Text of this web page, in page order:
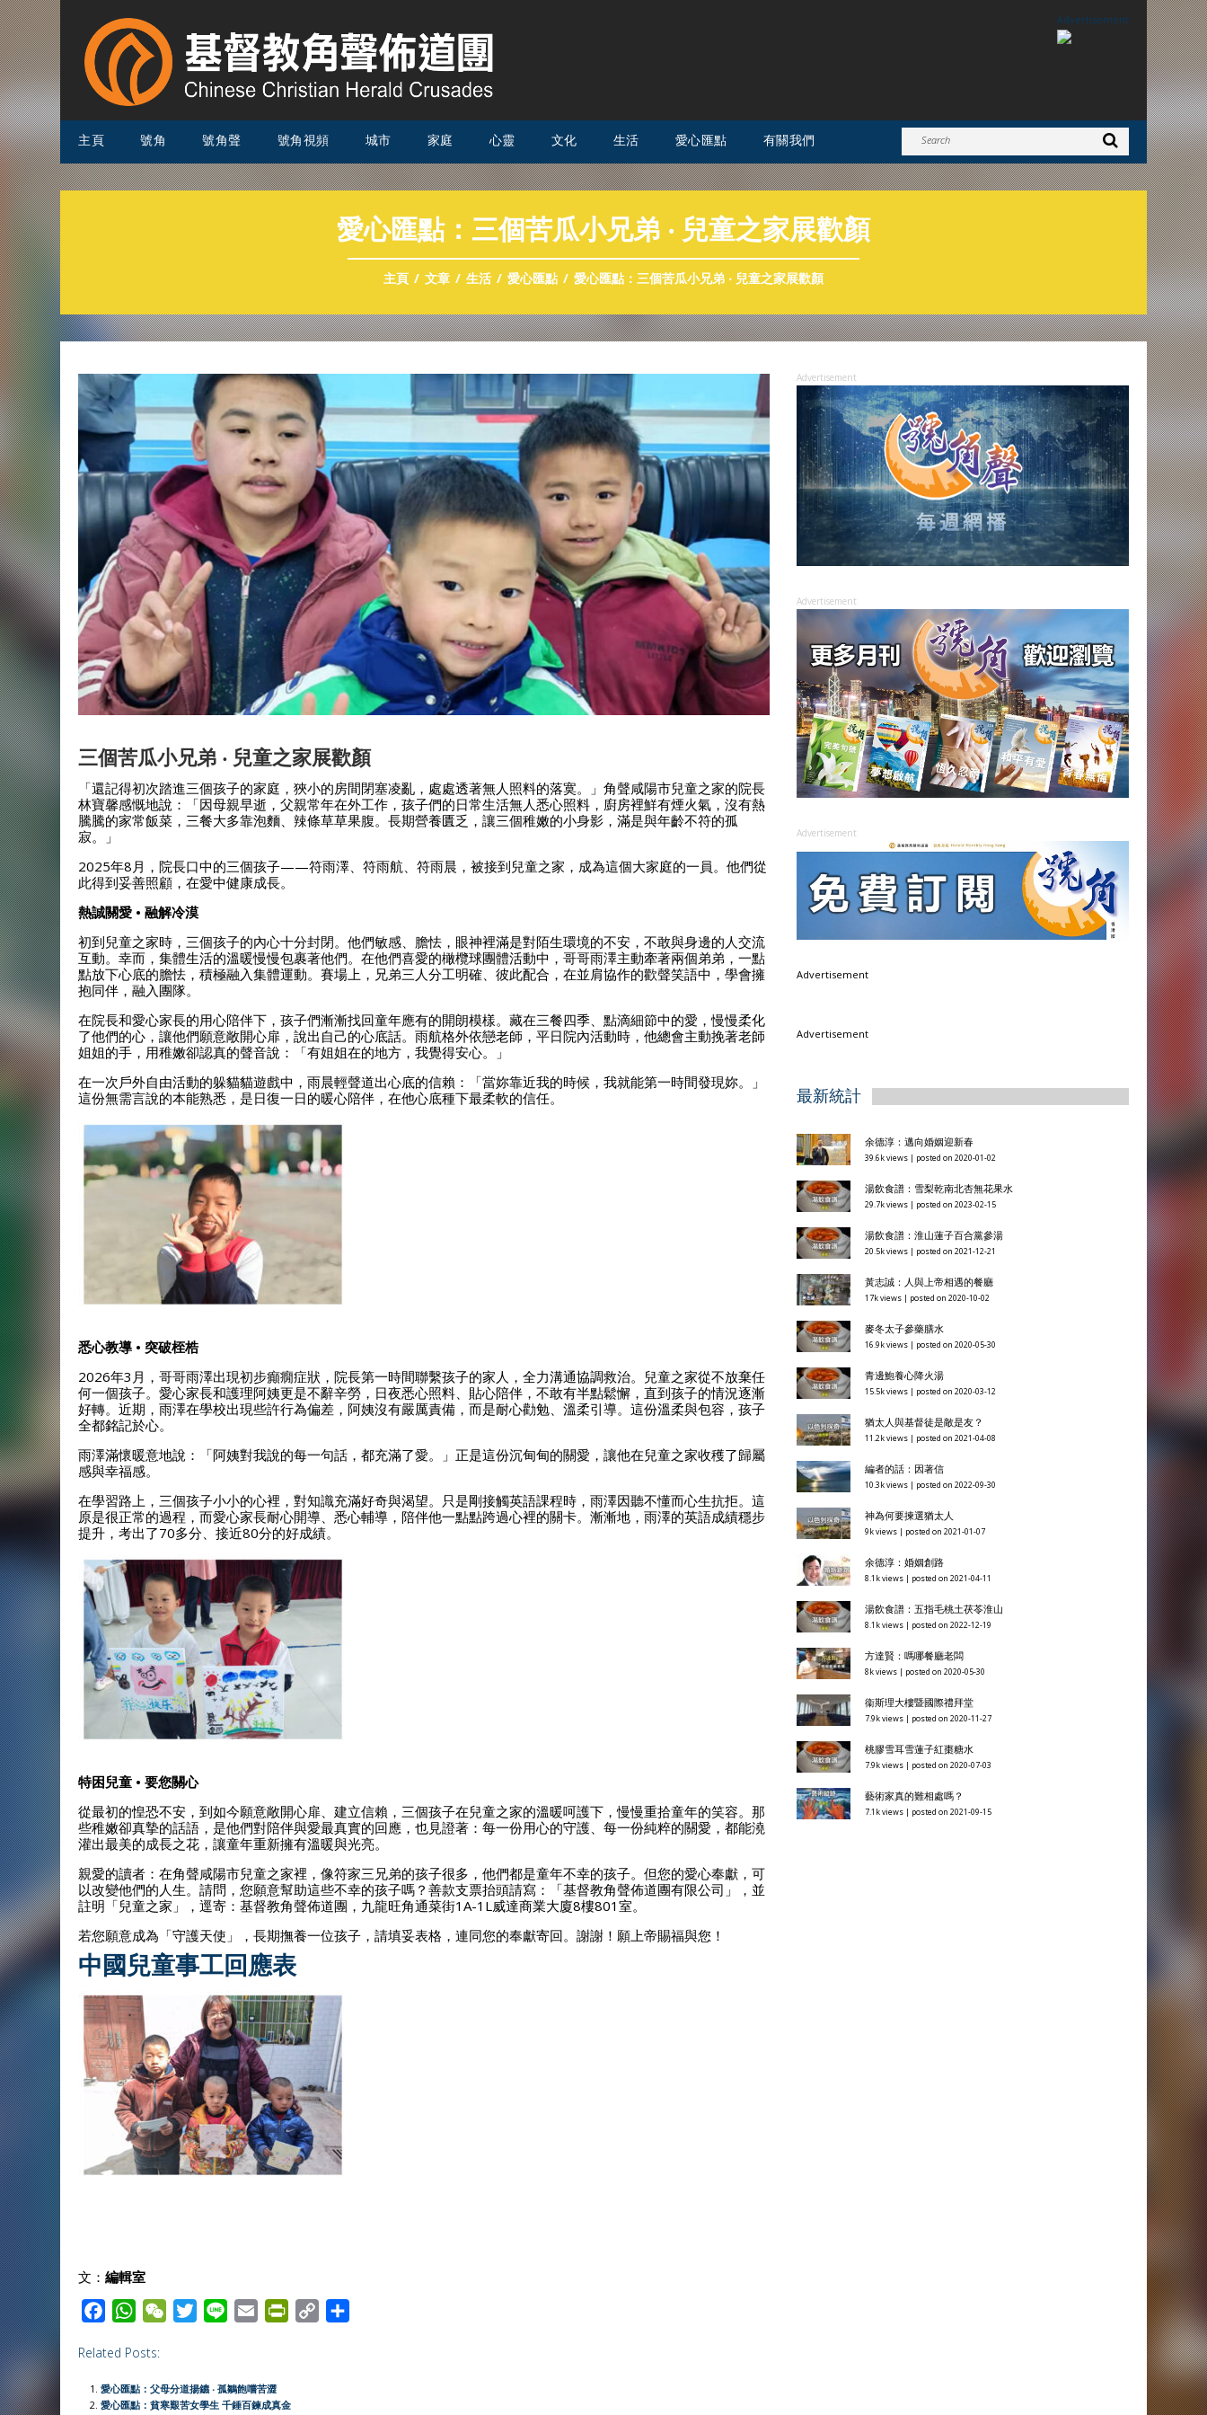
Advertisement
主頁 號角 號角聲 號角視頻 城市 家庭 心靈 文化 生活 愛心匯點 有關我們
愛心匯點：三個苦瓜小兄弟 ‧ 兒童之家展歡顏
主頁 文章 生活 愛心匯點 愛心匯點：三個苦瓜小兄弟 ‧ 兒童之家展歡顏
三個苦瓜小兄弟 ‧ 兒童之家展歡顏
「還記得初次踏進三個孩子的家庭，狹小的房間閉塞凌亂，處處透著無人照料的落寞。」角聲咸陽市兒童之家的院長
林寶馨感慨地說：「因母親早逝，父親常年在外工作，孩子們的日常生活無人悉心照料，廚房裡鮮有煙火氣，沒有熱
騰騰的家常飯菜，三餐大多靠泡麵、辣條草草果腹。長期營養匱乏，讓三個稚嫩的小身影，滿是與年齡不符的孤
寂。」
2025年8月，院長口中的三個孩子——符雨澤、符雨航、符雨晨，被接到兒童之家，成為這個大家庭的一員。他們從
此得到妥善照顧，在愛中健康成長。
熱誠關愛 • 融解冷漠
初到兒童之家時，三個孩子的內心十分封閉。他們敏感、膽怯，眼神裡滿是對陌生環境的不安，不敢與身邊的人交流
互動。幸而，集體生活的溫暖慢慢包裹著他們。在他們喜愛的橄欖球團體活動中，哥哥雨澤主動牽著兩個弟弟，一點
點放下心底的膽怯，積極融入集體運動。賽場上，兄弟三人分工明確、彼此配合，在並肩協作的歡聲笑語中，學會擁
抱同伴，融入團隊。
在院長和愛心家長的用心陪伴下，孩子們漸漸找回童年應有的開朗模樣。藏在三餐四季、點滴細節中的愛，慢慢柔化
了他們的心，讓他們願意敞開心扉，說出自己的心底話。雨航格外依戀老師，平日院內活動時，他總會主動挽著老師
姐姐的手，用稚嫩卻認真的聲音說：「有姐姐在的地方，我覺得安心。」
在一次戶外自由活動的躲貓貓遊戲中，雨晨輕聲道出心底的信賴：「當妳靠近我的時候，我就能第一時間發現妳。」
這份無需言說的本能熟悉，是日復一日的暖心陪伴，在他心底種下最柔軟的信任。
悉心教導 • 突破桎梏
2026年3月，哥哥雨澤出現初步癲癇症狀，院長第一時間聯繫孩子的家人，全力溝通協調救治。兒童之家從不放棄任
何一個孩子。愛心家長和護理阿姨更是不辭辛勞，日夜悉心照料、貼心陪伴，不敢有半點鬆懈，直到孩子的情況逐漸
好轉。近期，雨澤在學校出現些許行為偏差，阿姨沒有嚴厲責備，而是耐心勸勉、溫柔引導。這份溫柔與包容，孩子
全都銘記於心。
雨澤滿懷暖意地說：「阿姨對我說的每一句話，都充滿了愛。」正是這份沉甸甸的關愛，讓他在兒童之家收穫了歸屬
感與幸福感。
在學習路上，三個孩子小小的心裡，對知識充滿好奇與渴望。只是剛接觸英語課程時，雨澤因聽不懂而心生抗拒。這
原是很正常的過程，而愛心家長耐心開導、悉心輔導，陪伴他一點點跨過心裡的關卡。漸漸地，雨澤的英語成績穩步
提升，考出了70多分、接近80分的好成績。
特困兒童 • 要您關心
從最初的惶恐不安，到如今願意敞開心扉、建立信賴，三個孩子在兒童之家的溫暖呵護下，慢慢重拾童年的笑容。那
些稚嫩卻真摯的話語，是他們對陪伴與愛最真實的回應，也見證著：每一份用心的守護、每一份純粹的關愛，都能澆
灌出最美的成長之花，讓童年重新擁有溫暖與光亮。
親愛的讀者：在角聲咸陽市兒童之家裡，像符家三兄弟的孩子很多，他們都是童年不幸的孩子。但您的愛心奉獻，可
以改變他們的人生。請問，您願意幫助這些不幸的孩子嗎？善款支票抬頭請寫：「基督教角聲佈道團有限公司」，並
註明「兒童之家」，逕寄：基督教角聲佈道團，九龍旺角通菜街1A-1L威達商業大廈8樓801室。
若您願意成為「守護天使」，長期撫養一位孩子，請填妥表格，連同您的奉獻寄回。謝謝！願上帝賜福與您！
中國兒童事工回應表
文： 編輯室
c
e
b
W
a
t
s
W
h
a
t
t
e
i
l
t
Related Posts:
愛心匯點：父母分道揚鑣 ‧ 孤鶵飽嚐苦澀
愛心匯點：貧寒艱苦女學生 千錘百鍊成真金
Advertisement
Advertisement
Advertisement
Advertisement
Advertisement
最新統計
余德淳：邁向婚姻迎新春
39.6k views posted on 2020-01-02
湯飲食譜：雪梨乾南北杏無花果水
29.7k views posted on 2023-02-15
湯飲食譜：淮山蓮子百合黨參湯
20.5k views posted on 2021-12-21
黃志誠：人與上帝相遇的餐廳
17k views posted on 2020-10-02
麥冬太子參藥膳水
16.9k views posted on 2020-05-30
青邊鮑養心降火湯
15.5k views posted on 2020-03-12
猶太人與基督徒是敵是友？
11.2k views posted on 2021-04-08
編者的話：因著信
10.3k views posted on 2022-09-30
神為何要揀選猶太人
9k views posted on 2021-01-07
余德淳：婚姻創路
8.1k views posted on 2021-04-11
湯飲食譜：五指毛桃土茯苓淮山
8.1k views posted on 2022-12-19
方達賢：嗎哪餐廳老闆
8k views posted on 2020-05-30
衞斯理大樓暨國際禮拜堂
7.9k views posted on 2020-11-27
桃膠雪耳雪蓮子紅棗糖水
7.9k views posted on 2020-07-03
藝術家真的難相處嗎？
7.1k views posted on 2021-09-15